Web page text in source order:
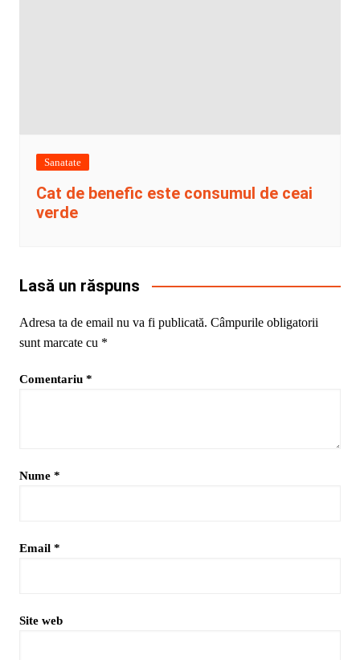
Sanatate
Cat de benefic este consumul de ceai
verde
Lasă un răspuns
Adresa ta de email nu va fi publicată. Câmpurile obligatorii
sunt marcate cu *
Comentariu *
Nume *
Email *
Site web